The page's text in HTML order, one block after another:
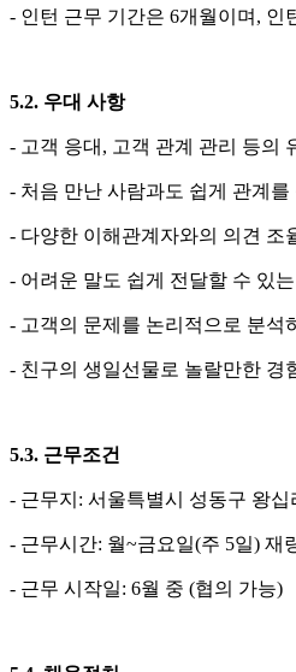
- 인턴 근무 기간은 6개월이며,
5.2. 우대 사항
- 고객 응대, 고객 관계 관리 등의
- 처음 만난 사람과도 쉽게 관계
- 다양한 이해관계자와의 의견 조
- 어려운 말도 쉽게 전달할 수 있
- 고객의 문제를 논리적으로 분석
- 친구의 생일선물로 놀랄만한 경
5.3. 근무조건
- 근무지: 서울특별시 성동구 왕
- 근무시간: 월~금요일(주 5일) 재
- 근무 시작일: 6월 중 (협의 가능)